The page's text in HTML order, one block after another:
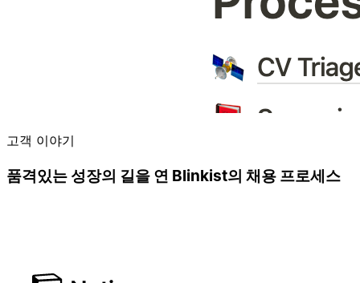
고객 이야기
품격있는 성장의 길을 연 Blinkist의 채용 프로세스